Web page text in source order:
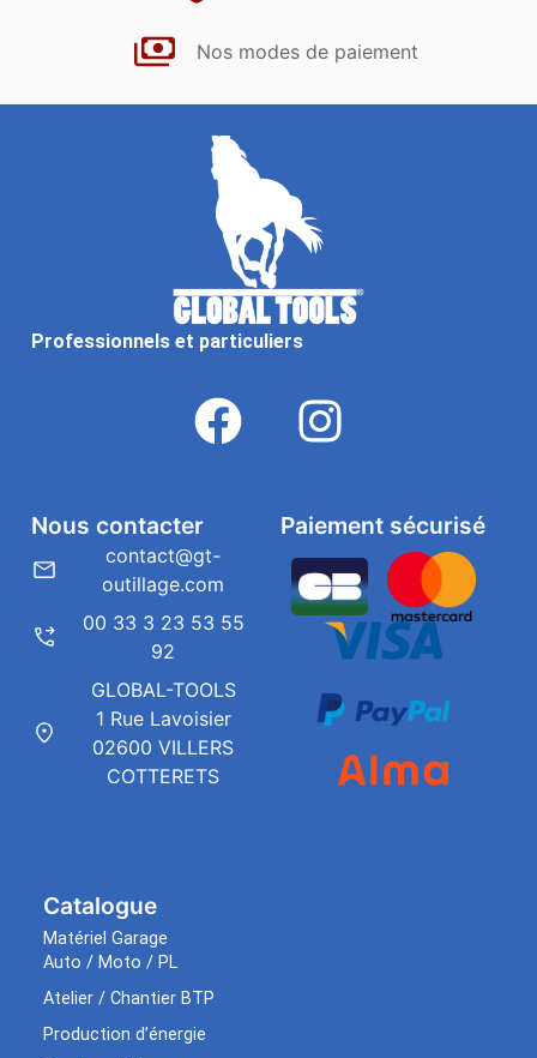
Nos modes de paiement
Professionnels et particuliers
Catalogue
Matériel Garage
Auto / Moto / PL
Atelier / Chantier BTP
Production d’énergie
Paiement sécurisé
Nous contacter
contact@gt-
outillage.com
00 33 3 23 53 55
92
GLOBAL-TOOLS
1 Rue Lavoisier
02600 VILLERS
COTTERETS